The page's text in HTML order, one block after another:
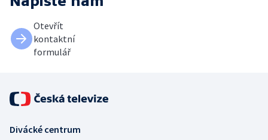
Otevřít
kontaktní
formulář
Divácké centrum